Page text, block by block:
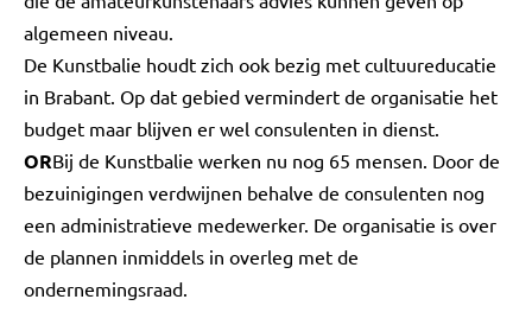
algemeen niveau.
De Kunstbalie houdt zich ook bezig met cultuureducatie
in Brabant. Op dat gebied vermindert de organisatie het
budget maar blijven er wel consulenten in dienst.
ORBij de Kunstbalie werken nu nog 65 mensen. Door de
bezuinigingen verdwijnen behalve de consulenten nog
een administratieve medewerker. De organisatie is over
de plannen inmiddels in overleg met de
ondernemingsraad.